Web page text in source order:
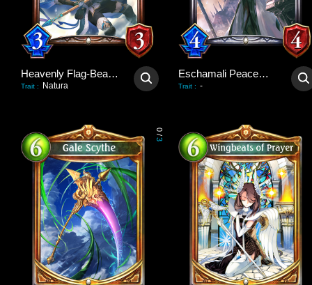
Heavenly Flag-Bearer
Trait : Natura
Eschamali Peacemaker
Trait : -
0
/
3